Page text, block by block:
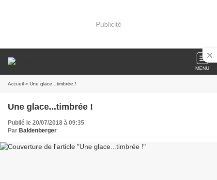
Publicité
MENU
Accueil » Une glace...timbrée !
Une glace...timbrée !
Publié le 20/07/2018 à 09:35
Par Baldenberger